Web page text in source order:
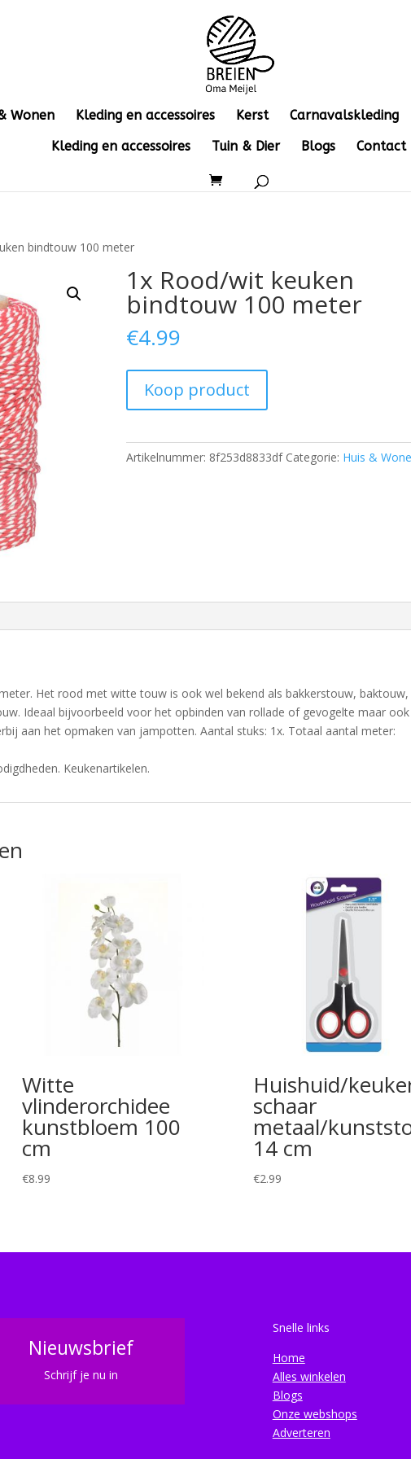
Wonen Kleding en accessoires Kerst
Carnavalskleding
Kleding en accessoires
Tuin & Dier Blogs Contact
bindtouw 100 meter
1x Rood/wit keuken
bindtouw 100 meter
€4.99
Koop product
Artikelnummer: 8f253d8833df Categorie: Huis &
Het rood met witte touw is ook wel bekend als bakkerstouw, baktouw,
Ideaal bijvoorbeeld voor het opbinden van rollade of gevogelte maar ook
aan het opmaken van jampotten. Aantal stuks: 1x. Totaal aantal meter:
Keukenartikelen.
Witte
vlinderorchidee
kunstbloem 100
cm
€8.99
Huishuid/
schaar
metaal/
14 cm
€2.99
Nieuwsbrief
Schrijf je nu in
Snelle links
Home
Alles winkelen
Blogs
Onze webshops
Adverteren